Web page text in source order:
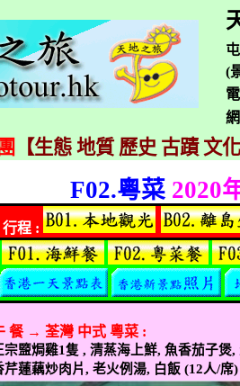
(
【生態 地質 歷史 古蹟 文化
F02.粵菜 2020
行程 :
餐 → 荃灣 中式 粵菜 :
宗盬焗雞1隻 ,清蒸海上鮮,魚香茄子煲,
芹蓮藕炒肉片,老火例湯, 白飯 (12人/席)